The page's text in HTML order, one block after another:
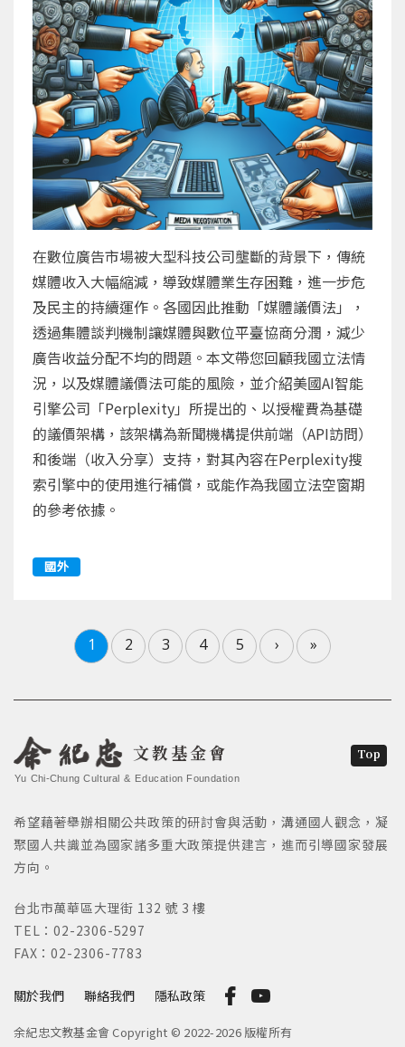
在數位廣告市場被大型科技公司壟斷的背景下，傳統
媒體收入大幅縮減，導致媒體業生存困難，進一步危
及民主的持續運作。各國因此推動「媒體議價法」，
透過集體談判機制讓媒體與數位平臺協商分潤，減少
廣告收益分配不均的問題。本文帶您回顧我國立法情
況，以及媒體議價法可能的風險，並介紹美國AI智能
引擎公司「Perplexity」所提出的、以授權費為基礎
的議價架構，該架構為新聞機構提供前端（API訪問）
和後端（收入分享）支持，對其內容在Perplexity搜
索引擎中的使用進行補償，或能作為我國立法空窗期
的參考依據。
國外
1 2 3 4 5 › »
文教基金會
Yu Chi-Chung Cultural & Education Foundation
關於我們 聯絡我們 隱私政策
希望藉著舉辦相關公共政策的研討會與活動，溝通國人觀念，凝
聚國人共識並為國家諸多重大政策提供建言，進而引導國家發展
方向。
台北市萬華區大理街 132 號 3 樓
TEL：02-2306-5297
FAX：02-2306-7783
余紀忠文教基金會 Copyright © 2022-2026 版權所有
Top